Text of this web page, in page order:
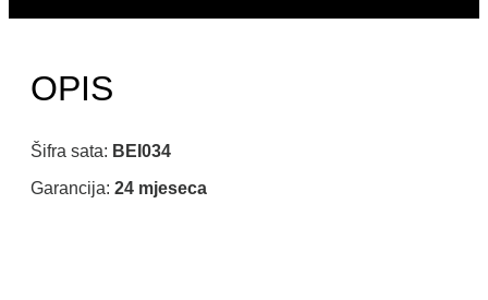
OPIS
Šifra sata: BEI034
Garancija: 24 mjeseca